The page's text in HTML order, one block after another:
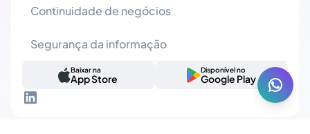
Continuidade de negócios
Segurança da informação
Baixar na
App Store
Disponível no
Google Play